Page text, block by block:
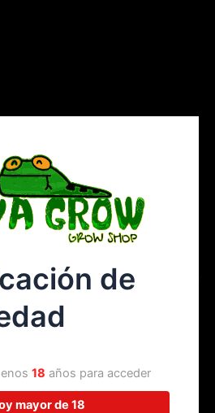
desastre! Estamos
algo increíble,
pronto!
de
18 años para acceder
mayor de 18